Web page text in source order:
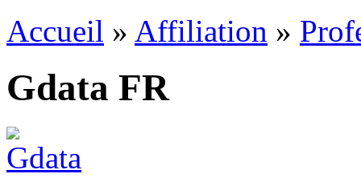
Accueil » Affiliation »
Gdata FR